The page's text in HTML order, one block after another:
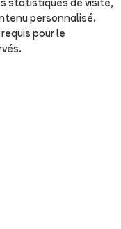
statistiques de visite,
personnalisé.
pour le